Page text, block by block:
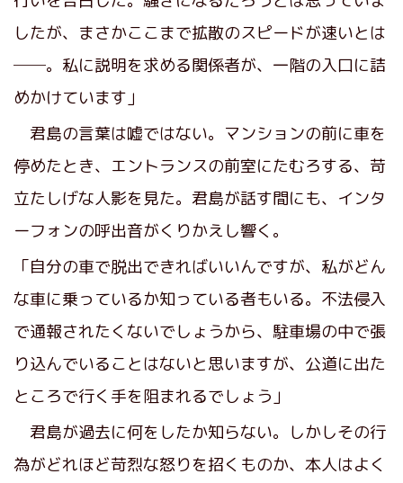
したが、まさかここまで拡散のスピードが速いとは
──。私に説明を求める関係者が、一階の入口に詰
めかけています」
君島の言葉は嘘ではない。マンションの前に車を
停めたとき、エントランスの前室にたむろする、苛
立たしげな人影を見た。君島が話す間にも、インタ
ーフォンの呼出音がくりかえし響く。
「自分の車で脱出できればいいんですが、私がどん
な車に乗っているか知っている者もいる。不法侵入
で通報されたくないでしょうから、駐車場の中で張
り込んでいることはないと思いますが、公道に出た
ところで行く手を阻まれるでしょう」
君島が過去に何をしたか知らない。しかしその行
為がどれほど苛烈な怒りを招くものか、本人はよく